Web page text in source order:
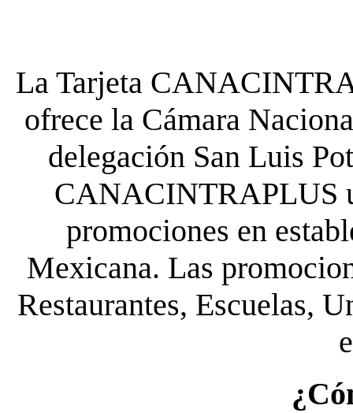
La Tarjeta
ofrece la Cámara
delegación San Luis
CANACINTRAPLUS
promociones en
Mexicana. Las
Restaurantes, Escuelas,